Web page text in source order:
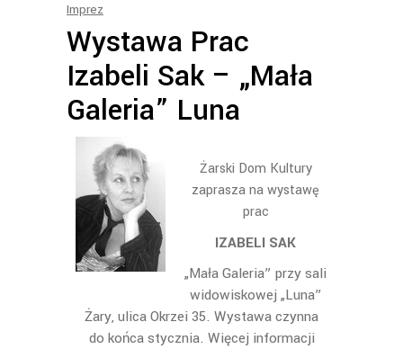
Imprez
Wystawa Prac
Izabeli Sak – „Mała
Galeria” Luna
Żarski Dom Kultury
zaprasza na wystawę
prac
IZABELI SAK
„Mała Galeria” przy sali
widowiskowej „Luna”
Żary, ulica Okrzei 35. Wystawa czynna
do końca stycznia. Więcej informacji